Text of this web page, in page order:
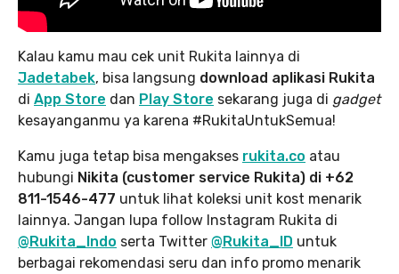
Kalau kamu mau cek unit Rukita lainnya di
Jadetabek, bisa langsung download aplikasi Rukita
di App Store dan Play Store sekarang juga di gadget
kesayanganmu ya karena #RukitaUntukSemua!
Kamu juga tetap bisa mengakses rukita.co atau
hubungi Nikita (customer service Rukita) di +62
811-1546-477 untuk lihat koleksi unit kost menarik
lainnya. Jangan lupa follow Instagram Rukita di
@Rukita_Indo serta Twitter @Rukita_ID untuk
berbagai rekomendasi seru dan info promo menarik